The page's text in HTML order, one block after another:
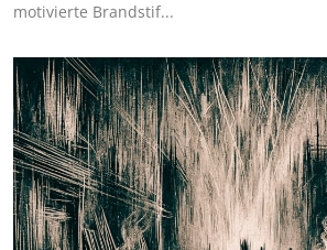
motivierte Brandstif...